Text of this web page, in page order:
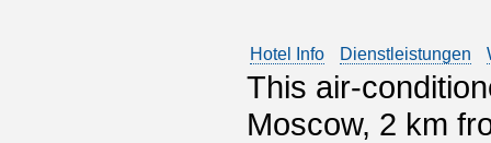
Hotel Info Dienstleistungen
This air-
Moscow, 2 km